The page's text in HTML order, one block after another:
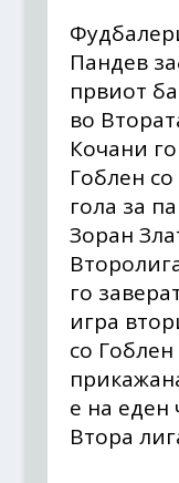
Пандев
првиот
во
Кочани
Гоблен
гола за
Зоран
го
игра
со
е на еден
Втора